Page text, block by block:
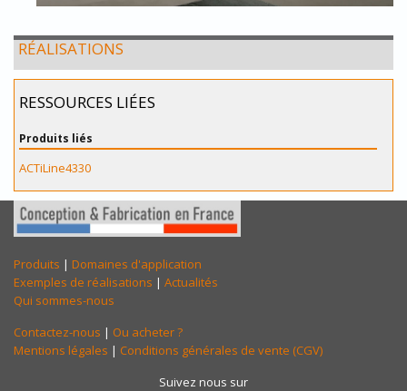
RÉALISATIONS
RESSOURCES LIÉES
Produits liés
ACTiLine4330
Produits | Domaines d'application
Exemples de réalisations | Actualités
Qui sommes-nous
Contactez-nous | Ou acheter ?
Mentions légales | Conditions générales de vente (CGV)
Suivez nous sur